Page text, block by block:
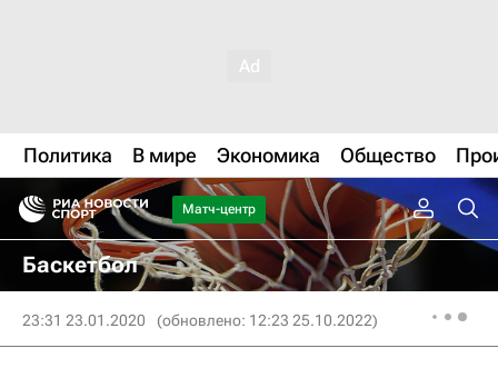
Политика В мире Экономика Общество
Матч-центр
Баскетбол
23:31 23.01.2020 (обновлено: 12:23 25.10.2022)